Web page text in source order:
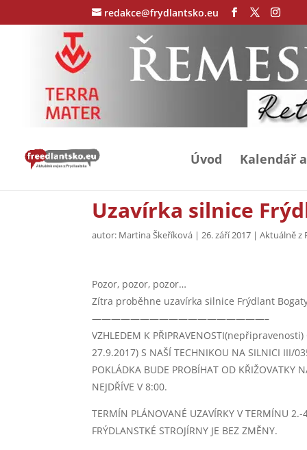
redakce@frydlantsko.eu
Úvod Kalendář
Uzavírka silnice
autor: Martina Škeříková |26. září 2017 |Aktuálně z
Pozor, pozor, pozor…
Zítra proběhne uzavírka silnice Frýdlant
——————————————————–
VZHLEDEM K PŘIPRAVENOSTI(nepřipravenosti)
27.9.2017) S NAŠÍ TECHNIKOU NA SILNICI III/
POKLÁDKA BUDE PROBÍHAT OD KŘIŽOVATKY
NEJDŘÍVE V 8:00.
TERMÍN PLÁNOVANÉ UZAVÍRKY V TERMÍNU
FRÝDLANSTKÉ STROJÍRNY JE BEZ ZMĚNY.